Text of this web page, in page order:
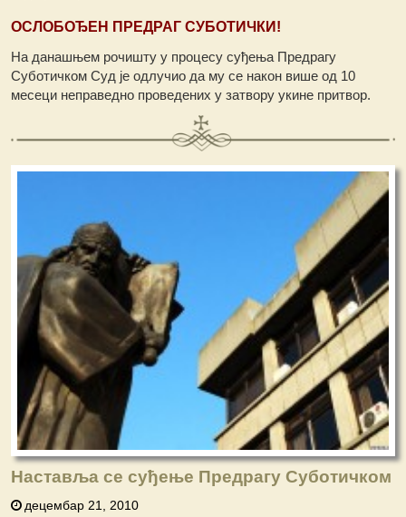
ОСЛОБОЂЕН ПРЕДРАГ СУБОТИЧКИ!
На данашњем рочишту у процесу суђења Предрагу
Суботичком Суд је одлучио да му се након више од 10
месеци неправедно проведених у затвору укине притвор.
Наставља се суђење Предрагу Суботичком
децембар 21, 2010